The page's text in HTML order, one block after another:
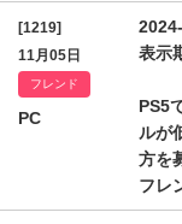
[1219]
11月05日
フレンド
PC
表示
PS5
ルが
方を
フレ